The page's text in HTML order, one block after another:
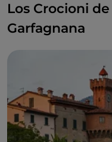
Los Crocioni
Garfagnana